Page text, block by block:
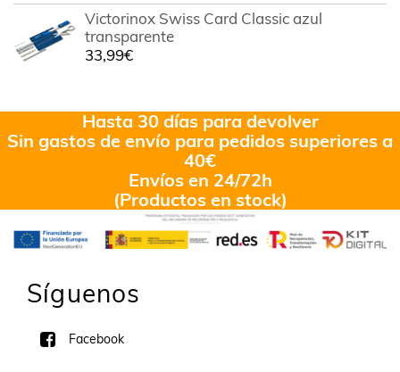
Victorinox Swiss Card Classic azul
transparente
33,99€
Hasta 30 días para devolver
Sin gastos de envío para pedidos superiores a
40€
Envíos en 24/72h
(Productos en stock)
Síguenos
Facebook